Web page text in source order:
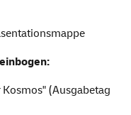
(Ausgabetag